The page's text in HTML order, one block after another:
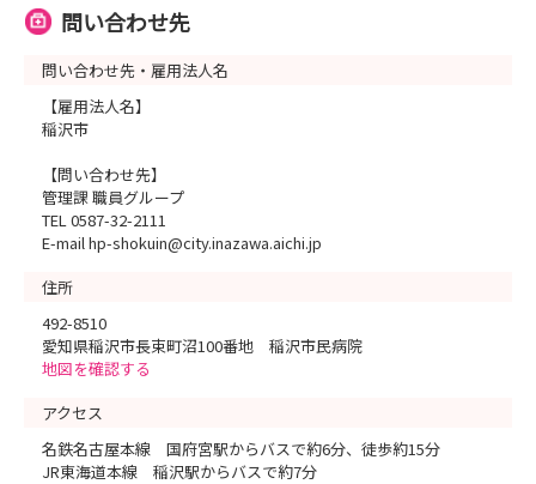
問い合わせ先
問い合わせ先・雇用法人名
【雇用法人名】
稲沢市
【問い合わせ先】
管理課 職員グループ
TEL 0587-32-2111
E-mail hp-shokuin@city.inazawa.aichi.jp
住所
492-8510
愛知県稲沢市長束町沼100番地 稲沢市民病院
地図を確認する
アクセス
名鉄名古屋本線 国府宮駅からバスで約6分、徒歩約15分
JR東海道本線 稲沢駅からバスで約7分